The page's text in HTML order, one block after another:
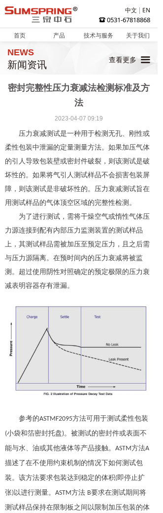
뀰 0531-67818868
中文 EN
首页 产品 技术与服务 关于我们
压力衰减测试是一种用于检测无孔、刚性或
柔性包装中泄漏的定量测量方法。如果加压气体
的引人导致包装壁或密封件破裂，则该测试是破
坏性的。如果将气引人测试样品不会损害包装屏
障，则该测试是非破坏性的。压力衰减测试旨在
用测试样品的气体顶空区域的完整性检测。
为了进行测试，需将干燥空气或惰性气体压
力源连接到配有内部压力监测装置的测试样品
上，其测试样品需被加压至预定压力，且之后需
与压力源隔离。在预时间内的压力衰减将被监
测。超过使用阴性对照确定的预定极限的压力衰
减表明容器存有泄漏。
参考的ASTMF2095方法可用于测试柔性包装
(小袋和箔密封托盘)。被测试的密封件或表面不
能与水、油或其他液体等产品接触。 ASTM方法A
描述了在不使用约束机制的情况下如何测试包
装。该方法要求包装达到稳定的体积(即停止扩
张)以进行测量。 ASTM方法 B要求在测试期间将
测试样品保持在限制板之间以限制加压包装的体
密封完整性压力衰减法检测标准及方
法
2023-04-07 09:19
NEWS
新闻资讯 끀
查看更多